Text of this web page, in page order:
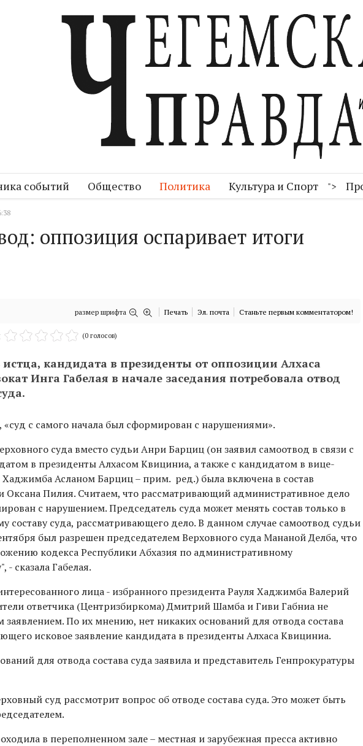
событий Общество Политика Культура и Спорт ">
оппозиция оспаривает итоги
размер шрифта Печать Эл. почта Станьте первым комментатором!
(0 голосов)
истца, кандидата в президенты от оппозиции Алхаса
Инга Габелая в начале заседания потребовала отвод
с самого начала был сформирован с нарушениями».
суда вместо судьи Анри Барциц (он заявил самоотвод в связи с
в президенты Алхасом Квициниа, а также с кандидатом в вице-
Хаджимба Асланом Барциц – прим. ред.) была включена в состав
Оксана Пилия. Считаем, что рассматривающий административное дело
с нарушением. Председатель суда может менять состав только в
составу суда, рассматривающего дело. В данном случае самоотвод судьи
был разрешен председателем Верховного суда Мананой Делба, что
кодекса Республики Абхазия по административному
- сказала Габелая.
лица - избранного президента Рауля Хаджимба Валерий
ответчика (Центризбиркома) Дмитрий Шамба и Гиви Габниа не
заявлением. По их мнению, нет никаких оснований для отвода состава
исковое заявление кандидата в президенты Алхаса Квициниа.
для отвода состава суда заявила и представитель Генпрокуратуры
суд рассмотрит вопрос об отводе состава суда. Это может быть
в переполненном зале – местная и зарубежная пресса активно